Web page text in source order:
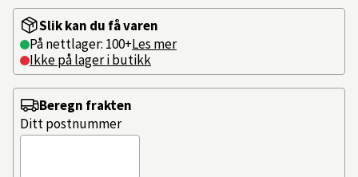
Slik kan du få varen
På nettlager: 100+Les mer
Ikke på lager i butikk
Beregn frakten
Ditt postnummer